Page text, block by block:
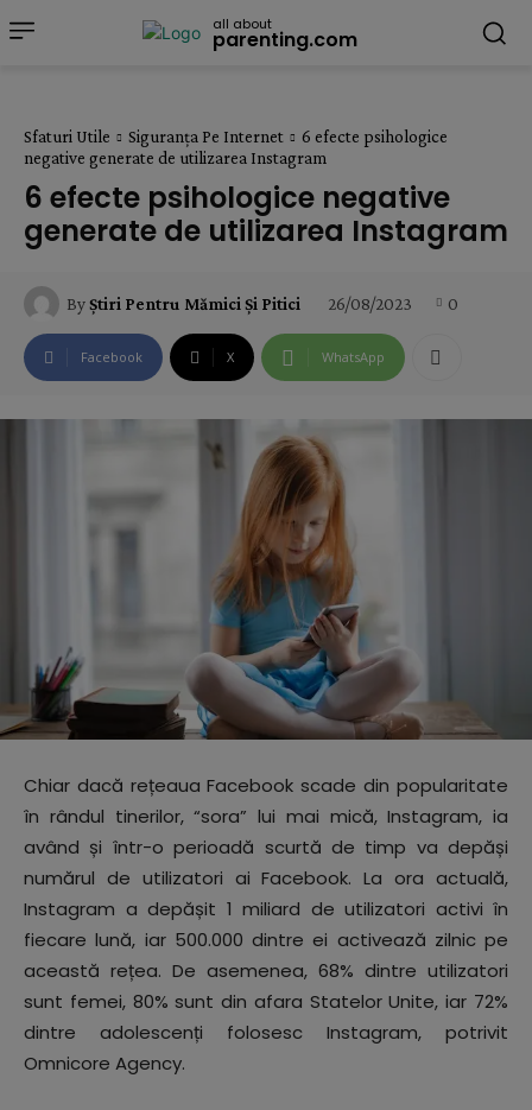
all about
parenting.com
Sfaturi Utile Siguranța Pe Internet
6 efecte psihologice
negative generate de utilizarea Instagram
6 efecte psihologice negative
generate de utilizarea Instagram
ByȘtiri Pentru Mămici Și Pitici 26/08/2023 0
Facebook X WhatsApp
Chiar dacă rețeaua Facebook scade din popularitate
în rândul tinerilor, “sora” lui mai mică, Instagram, ia
având și într-o perioadă scurtă de timp va depăși
numărul de utilizatori ai Facebook. La ora actuală,
Instagram a depășit 1 miliard de utilizatori activi în
fiecare lună, iar 500.000 dintre ei activează zilnic pe
această rețea. De asemenea, 68% dintre utilizatori
sunt femei, 80% sunt din afara Statelor Unite, iar 72%
dintre adolescenți folosesc Instagram, potrivit
Omnicore Agency.